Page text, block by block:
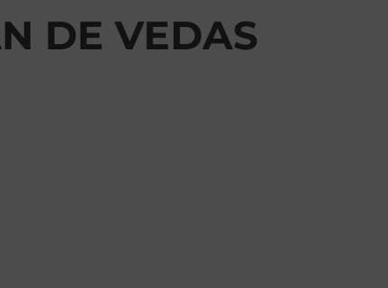
DE VEDAS